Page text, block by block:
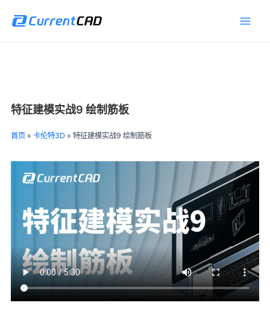
特征建模实战9 绘制筋板
首页» 卡伦特3D» 特征建模实战9 绘制筋板